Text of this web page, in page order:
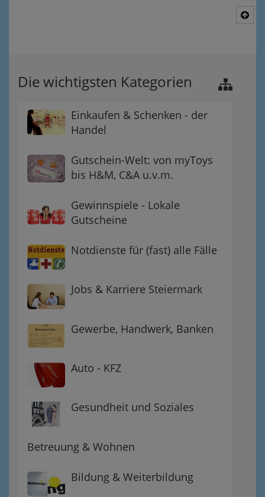
Die wichtigsten Kategorien
Einkaufen & Schenken - der
Handel
Gutschein-Welt: von myToys
bis H&M, C&A u.v.m.
Gewinnspiele - Lokale
Gutscheine
Notdienste für (fast) alle Fälle
Jobs & Karriere Steiermark
Gewerbe, Handwerk, Banken
Auto - KFZ
Gesundheit und Soziales
Betreuung & Wohnen
Bildung & Weiterbildung